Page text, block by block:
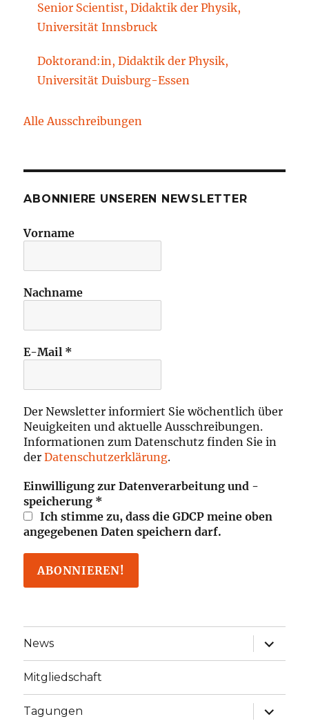
Technische Universität Cottbus-Senftenberg
Senior Scientist, Didaktik der Physik,
Universität Innsbruck
Doktorand:in, Didaktik der Physik,
Universität Duisburg-Essen
Alle Ausschreibungen
ABONNIERE UNSEREN NEWSLETTER
Vorname
Nachname
E-Mail *
Der Newsletter informiert Sie wöchentlich über
Neuigkeiten und aktuelle Ausschreibungen.
Informationen zum Datenschutz finden Sie in
derDatenschutzerklärung.
Einwilligung zur Datenverarbeitung und -
speicherung *
Ich stimme zu, dass die GDCP meine oben
angegebenen Daten speichern darf.
News
öffnen
Mitgliedschaft
Tagungen
öffnen